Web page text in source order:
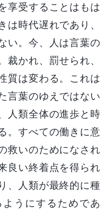
享受することはもは
は時代遅れであり、
い。今、人は言葉の
裁かれ、罰せられ、
質は変わる。これは
言葉のゆえではない
人類全体の進歩と時
。すべての働きに意
救いのためになされ
良い終着点を得られ
、人類が最終的に種
うにするためであ